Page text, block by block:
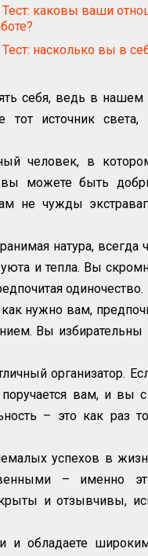
Тест: каковы ваши
Тест: насколько вы в
себя, ведь в нашем
тот источник
человек, в
вы можете быть
не чужды
натура, всегда
и тепла. Вы
одиночество.
нужно вам,
Вы
организатор.
вам, и вы
– это как раз
успехов в
– именно
и отзывчивы,
и обладаете